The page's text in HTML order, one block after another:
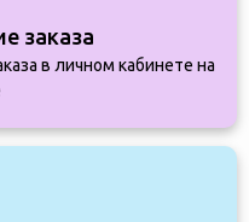
заказа
в личном кабинете на